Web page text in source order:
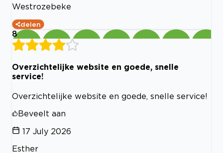
Westrozebeke
delen
8
Overzichtelijke website en goede, snelle
service!
Overzichtelijke website en goede, snelle service!
Beveelt aan
17 July 2026
Esther